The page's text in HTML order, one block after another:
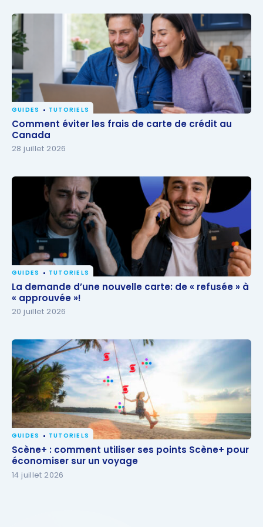
Comment éviter les frais de carte de crédit au
Canada
GUIDES TUTORIELS
Comment éviter les frais de carte de crédit au
Canada
28 juillet 2026
La demande d’une nouvelle carte: de « refusée » à
« approuvée »!
GUIDES TUTORIELS
La demande d’une nouvelle carte: de « refusée » à
« approuvée »!
20 juillet 2026
Scène+ : comment utiliser ses points Scène+ pour
économiser sur un voyage
GUIDES TUTORIELS
Scène+ : comment utiliser ses points Scène+ pour
économiser sur un voyage
14 juillet 2026